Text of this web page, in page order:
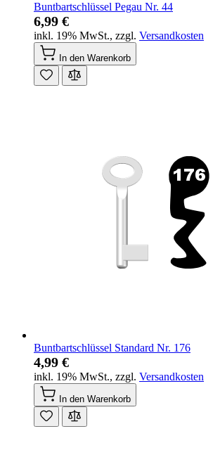
Buntbartschlüssel Pegau Nr. 44
6,99 €
inkl. 19% MwSt., zzgl. Versandkosten
In den Warenkorb
Buntbartschlüssel Standard Nr. 176
4,99 €
inkl. 19% MwSt., zzgl. Versandkosten
In den Warenkorb